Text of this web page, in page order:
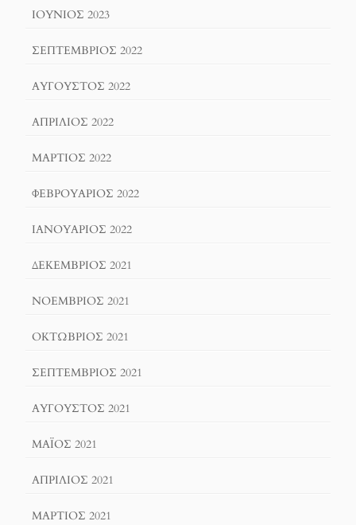
ΙΟΎΝΙΟΣ 2023
ΣΕΠΤΈΜΒΡΙΟΣ 2022
ΑΎΓΟΥΣΤΟΣ 2022
ΑΠΡΊΛΙΟΣ 2022
ΜΆΡΤΙΟΣ 2022
ΦΕΒΡΟΥΆΡΙΟΣ 2022
ΙΑΝΟΥΆΡΙΟΣ 2022
ΔΕΚΈΜΒΡΙΟΣ 2021
ΝΟΈΜΒΡΙΟΣ 2021
ΟΚΤΏΒΡΙΟΣ 2021
ΣΕΠΤΈΜΒΡΙΟΣ 2021
ΑΎΓΟΥΣΤΟΣ 2021
ΜΆΙΟΣ 2021
ΑΠΡΊΛΙΟΣ 2021
ΜΆΡΤΙΟΣ 2021